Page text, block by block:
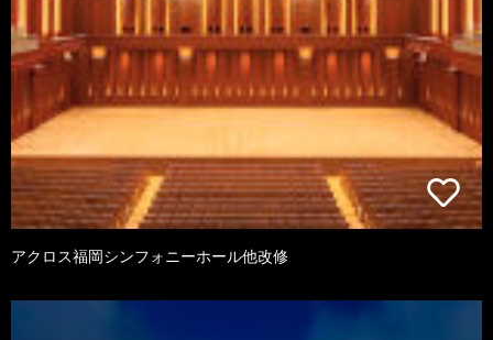
アクロス福岡シンフォニーホール他改修